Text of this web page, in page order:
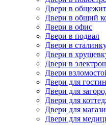
Двери в
Двери в общий
Двери в офис
Двери в подвал
Двери в
Двери в
Двери в
Двери
Двери для
Двери для
Двери для
Двери для
Двери для